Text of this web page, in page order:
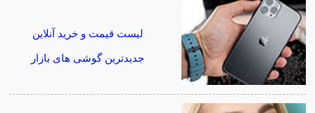
لیست قیمت و خرید آنلاین
جدیدترین گوشی های بازار